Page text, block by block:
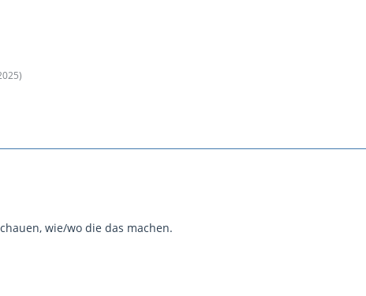
)
wie/wo die das machen.